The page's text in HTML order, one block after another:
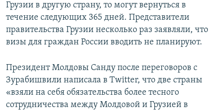
Грузии в другую страну, то могут вернуться в
течение следующих 365 дней. Представители
правительства Грузии несколько раз заявляли, что
визы для граждан России вводить не планируют.
Президент Молдовы Санду после переговоров с
Зурабишвили написала в Twitter, что две страны
«взяли на себя обязательства более тесного
сотрудничества между Молдовой и Грузией в